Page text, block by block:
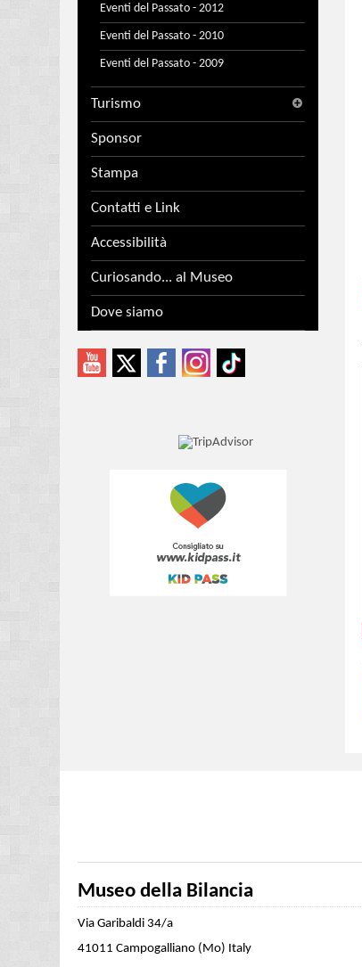
Eventi del Passato - 2012
Eventi del Passato - 2010
Eventi del Passato - 2009
Turismo
Sponsor
Stampa
Contatti e Link
Accessibilità
Curiosando... al Museo
Dove siamo
Museo della Bilancia
Via Garibaldi 34/a
41011 Campogalliano (Mo) Italy